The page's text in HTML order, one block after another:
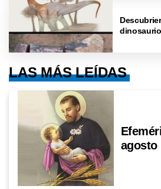
LAS MÁS LEÍDAS
agosto